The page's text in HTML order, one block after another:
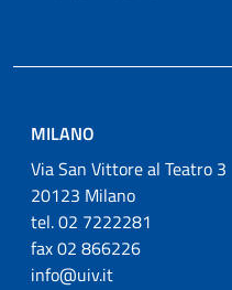
MILANO
Via San Vittore al Teatro 3
20123 Milano
tel. 02 7222281
fax 02 866226
info@uiv.it